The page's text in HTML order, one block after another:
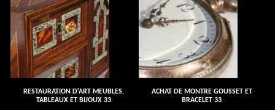
RESTAURATION D'ART MEUBLES,
TABLEAUX ET BIJOUX 33
ACHAT DE MONTRE GOUSSET ET
BRACELET 33